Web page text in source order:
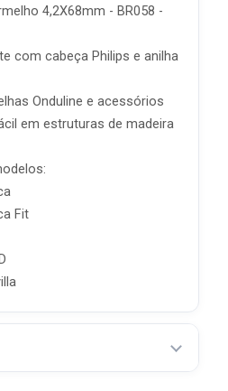
4,2X68mm - BR058 -
com cabeça Philips e anilha
Onduline e acessórios
em estruturas de madeira
Fit